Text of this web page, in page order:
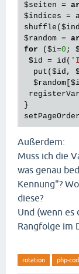
$seiten =
$indices =
shuffle(
$random =
for ( $i=0 ;
$id = id(
  put(
$id ,
$random
}
Außerdem:
Muss ich die
was genau
Kennung"?
diese?
Und (wenn
Rangfolge im
rotation php-